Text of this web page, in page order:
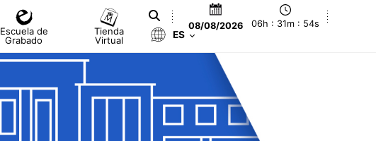
Escuela de
Grabado
Tienda
Virtual
08/08/2026 06h : 31m : 54s
ES